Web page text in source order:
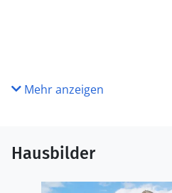
Mehr anzeigen
Hausbilder